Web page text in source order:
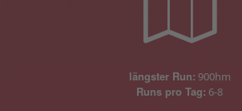
längster Run: 900hm
Runs pro Tag: 6-8